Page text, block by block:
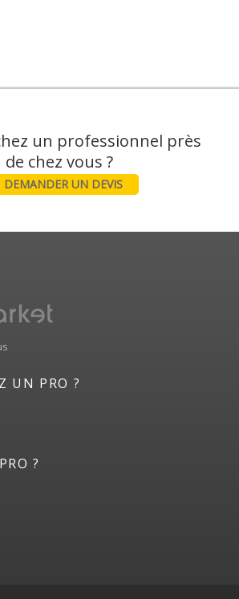
un professionnel près
DEMANDER UN DEVIS
UN PRO ?
?